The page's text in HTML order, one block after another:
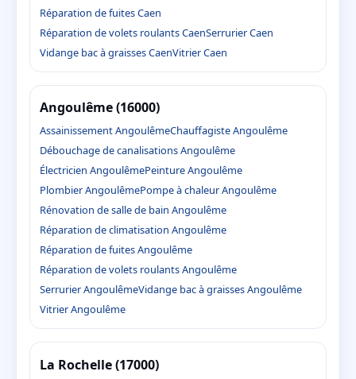
Réparation de fuites Caen
Réparation de volets roulants CaenSerrurier Caen
Vidange bac à graisses CaenVitrier Caen
Angoulême (16000)
Assainissement AngoulêmeChauffagiste Angoulême
Débouchage de canalisations Angoulême
Électricien AngoulêmePeinture Angoulême
Plombier AngoulêmePompe à chaleur Angoulême
Rénovation de salle de bain Angoulême
Réparation de climatisation Angoulême
Réparation de fuites Angoulême
Réparation de volets roulants Angoulême
Serrurier AngoulêmeVidange bac à graisses Angoulême
Vitrier Angoulême
La Rochelle (17000)